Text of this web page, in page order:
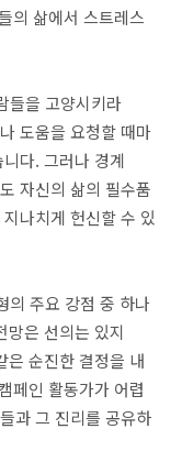
의 삶에서 스트레스
들을 고양시키라
도움을 요청할 때마
다. 그러나 경계
자신의 삶의 필수품
나치게 헌신할 수 있
의 주요 강점 중 하나
망은 선의는 있지
은 순진한 결정을 내
페인 활동가가 어렵
과 그 진리를 공유하